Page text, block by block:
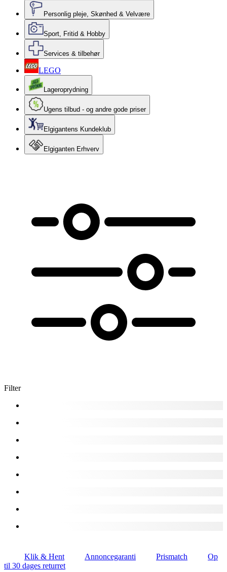
Personlig pleje, Skønhed & Velvære
Sport, Fritid & Hobby
Services & tilbehør
LEGO
Lageroprydning
Ugens tilbud - og andre gode priser
Elgigantens Kundeklub
Elgiganten Erhverv
Filter
Klik & Hent Annoncegaranti Prismatch
Op
til 30 dages returret